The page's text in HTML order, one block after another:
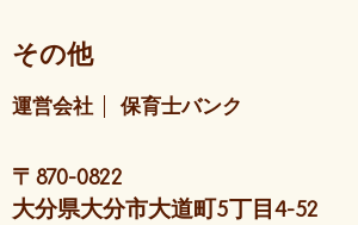
その他
運営会社 保育士バンク
〒870-0822
大分県大分市大道町5丁目4-52